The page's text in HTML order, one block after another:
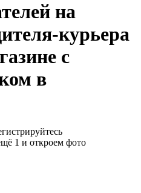
на
курьера
с
в
1 и откроем фото